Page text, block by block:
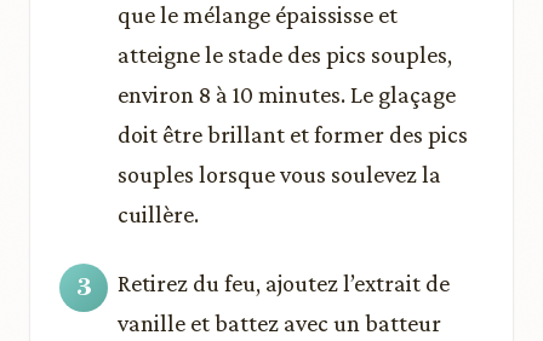
que le mélange épaississe et
atteigne le stade des pics souples,
environ 8 à 10 minutes. Le glaçage
doit être brillant et former des pics
souples lorsque vous soulevez la
cuillère.
Retirez du feu, ajoutez l’extrait de
vanille et battez avec un batteur